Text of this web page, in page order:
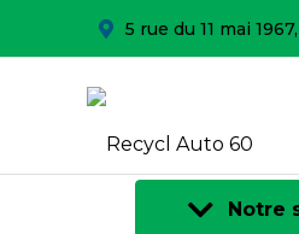
5 rue du 11 mai
Notre